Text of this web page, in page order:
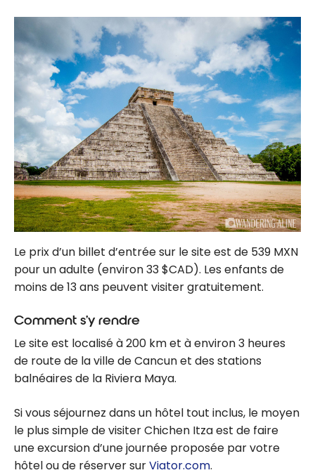
Le prix d’un billet d’entrée sur le site est de 539 MXN
pour un adulte (environ 33 $CAD). Les enfants de
moins de 13 ans peuvent visiter gratuitement.
Comment s’y rendre
Le site est localisé à 200 km et à environ 3 heures
de route de la ville de Cancun et des stations
balnéaires de la Riviera Maya.
Si vous séjournez dans un hôtel tout inclus, le moyen
le plus simple de visiter Chichen Itza est de faire
une excursion d’une journée proposée par votre
hôtel ou de réserver surViator.com.